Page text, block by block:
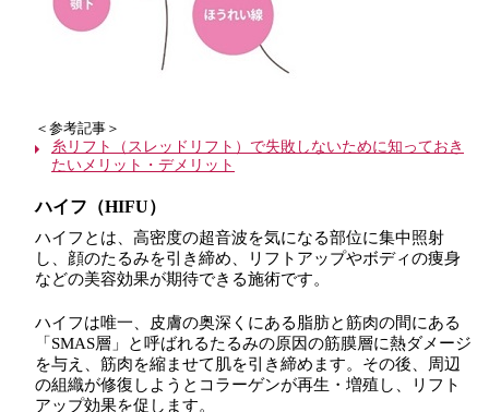
＜参考記事＞
糸リフト（スレッドリフト）で失敗しないために知っておき
たいメリット・デメリット
ハイフ（HIFU）
ハイフとは、高密度の超音波を気になる部位に集中照射
し、顔のたるみを引き締め、リフトアップやボディの痩身
などの美容効果が期待できる施術です。
ハイフは唯一、皮膚の奥深くにある脂肪と筋肉の間にある
「SMAS層」と呼ばれるたるみの原因の筋膜層に熱ダメージ
を与え、筋肉を縮ませて肌を引き締めます。その後、周辺
の組織が修復しようとコラーゲンが再生・増殖し、リフト
アップ効果を促します。